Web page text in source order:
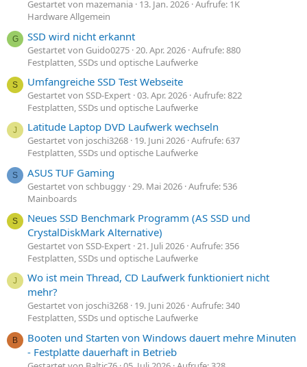
Gestartet von mazemania 13. Jan. 2026 Aufrufe: 1K
Hardware Allgemein
G SSD wird nicht erkannt
Gestartet von Guido0275 20. Apr. 2026 Aufrufe: 880
Festplatten, SSDs und optische Laufwerke
S Umfangreiche SSD Test Webseite
Gestartet von SSD-Expert 03. Apr. 2026 Aufrufe: 822
Festplatten, SSDs und optische Laufwerke
J Latitude Laptop DVD Laufwerk wechseln
Gestartet von joschi3268 19. Juni 2026 Aufrufe: 637
Festplatten, SSDs und optische Laufwerke
S ASUS TUF Gaming
Gestartet von schbuggy 29. Mai 2026 Aufrufe: 536
Mainboards
S
Neues SSD Benchmark Programm (AS SSD und
CrystalDiskMark Alternative)
Gestartet von SSD-Expert 21. Juli 2026 Aufrufe: 356
Festplatten, SSDs und optische Laufwerke
J
Wo ist mein Thread, CD Laufwerk funktioniert nicht
mehr?
Gestartet von joschi3268 19. Juni 2026 Aufrufe: 340
Festplatten, SSDs und optische Laufwerke
B
Booten und Starten von Windows dauert mehre Minuten
- Festplatte dauerhaft in Betrieb